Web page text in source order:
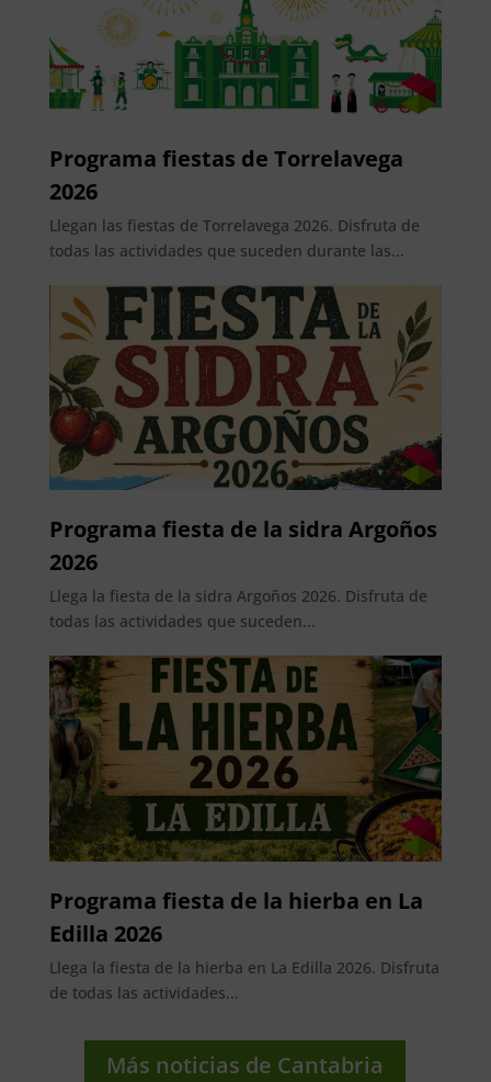
Programa fiestas de Torrelavega
2026
Llegan las fiestas de Torrelavega 2026. Disfruta de
todas las actividades que suceden durante las...
Programa fiesta de la sidra Argoños
2026
Llega la fiesta de la sidra Argoños 2026. Disfruta de
todas las actividades que suceden...
Programa fiesta de la hierba en La
Edilla 2026
Llega la fiesta de la hierba en La Edilla 2026. Disfruta
de todas las actividades...
Más noticias de Cantabria